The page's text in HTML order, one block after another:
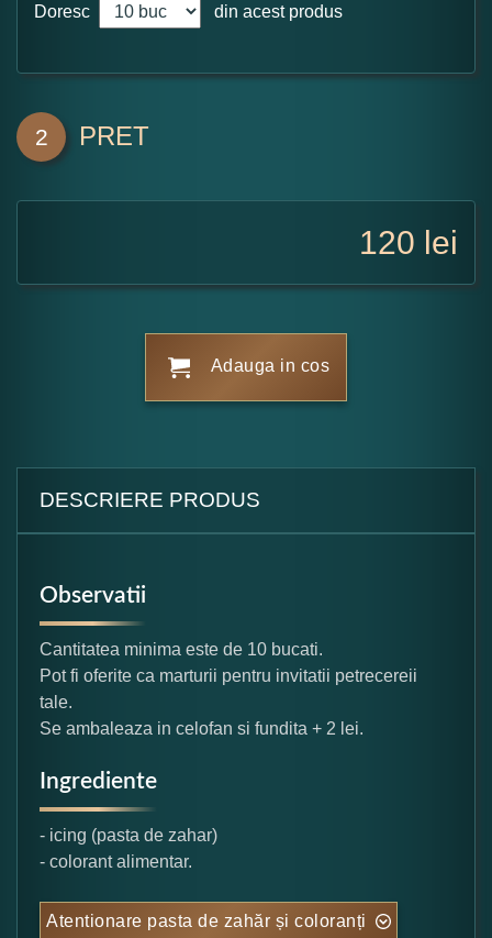
Doresc din acest produs
2 PRET
120 lei
Adauga in cos
DESCRIERE PRODUS
Observatii
Cantitatea minima este de 10 bucati.
Pot fi oferite ca marturii pentru invitatii petrecereii
tale.
Se ambaleaza in celofan si fundita + 2 lei.
Ingrediente
- icing (pasta de zahar)
- colorant alimentar.
Atentionare pasta de zahăr și coloranți